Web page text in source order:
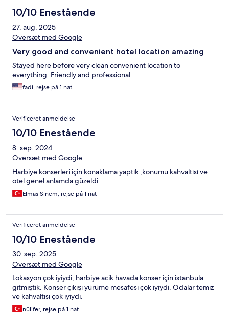
10/10 Enestående
27. aug. 2025
Oversæt med Google
Very good and convenient hotel location amazing
Stayed here before very clean convenient location to
everything. Friendly and professional
fadi, rejse på 1 nat
Verificeret anmeldelse
10/10 Enestående
8. sep. 2024
Oversæt med Google
Harbiye konserleri için konaklama yaptık ,konumu kahvaltısı ve
otel genel anlamda güzeldi.
Elmas Sinem, rejse på 1 nat
Verificeret anmeldelse
10/10 Enestående
30. sep. 2025
Oversæt med Google
Lokasyon çok iyiydi, harbiye acik havada konser için istanbula
gitmiştik. Konser çıkışı yürüme mesafesi çok iyiydi. Odalar temiz
ve kahvaltısı çok iyiydi.
nülifer, rejse på 1 nat